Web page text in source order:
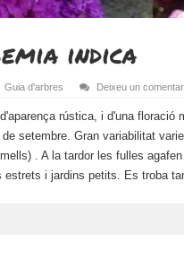
indica
Guia d'arbres Deixeu un
rústica, i d'una floració
setembre. Gran variabilitat
. A la tardor les fulles
estrets i jardins petits. Es troba